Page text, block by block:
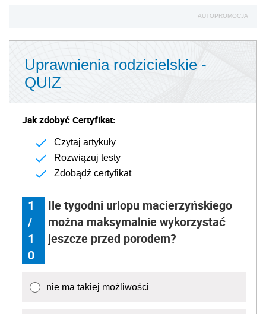
AUTOPROMOCJA
Uprawnienia rodzicielskie -
QUIZ
Jak zdobyć Certyfikat:
Czytaj artykuły
Rozwiązuj testy
Zdobądź certyfikat
1
/
1
0
Ile tygodni urlopu macierzyńskiego
można maksymalnie wykorzystać
jeszcze przed porodem?
nie ma takiej możliwości